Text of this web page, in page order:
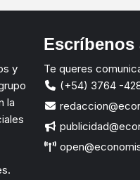
y
la
Escríbenos
Te queres
(+54) 3764 -